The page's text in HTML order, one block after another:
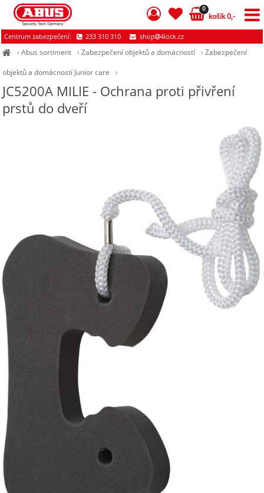
›Abus sortiment ›Zabezpečení objektů a domácností ›Zabezpečení
objektů a domácností Junior care
›
JC5200A MILIE - Ochrana proti přivření
prstů do dveří
0
košík 0,-
Centrum zabezpečení: 233 310 310 shop 4lock.cz